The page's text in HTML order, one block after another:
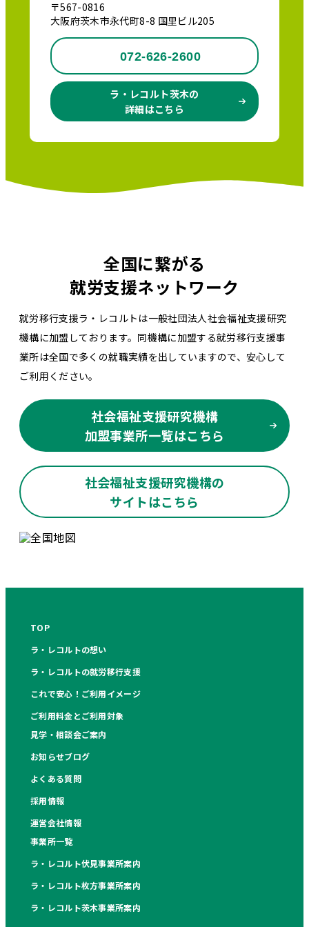
〒567-0816
大阪府茨木市永代町8-8 国里ビル205
072-626-2600
ラ・レコルト茨木の
詳細はこちら
全国に繋がる
就労支援ネットワーク
就労移行支援ラ・レコルトは一般社団法人社会福祉支援研究
機構に加盟しております。同機構に加盟する就労移行支援事
業所は全国で多くの就職実績を出していますので、安心して
ご利用ください。
社会福祉支援研究機構
加盟事業所一覧はこちら
社会福祉支援研究機構の
サイトはこちら
TOP
ラ・レコルトの想い
ラ・レコルトの就労移行支援
これで安心！ご利用イメージ
ご利用料金とご利用対象
見学・相談会ご案内
お知らせブログ
よくある質問
採用情報
運営会社情報
事業所一覧
ラ・レコルト伏見事業所案内
ラ・レコルト枚方事業所案内
ラ・レコルト茨木事業所案内